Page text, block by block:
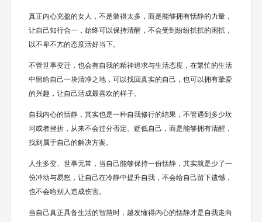
真正内心充盈的女人，不是装得太多，而是能够拥有恬静的力量，
让自己知行合一，始终可以保持清醒，不会受到纷纷扰扰的困扰，
以不卑不亢的态度活好当下。
不管世事变迁，也会有自我的精神追求与生活态度，在繁忙的生活
中留给自己一块清净之地，可以找回真实的自己，也可以拥有挚爱
的兴趣，让自己活成最喜欢的样子。
自我内心的恬静，其实也是一种自我修行的结果，不管遇到多少坎
坷或者挫折，从来不会过分否定、贬低自己，而是能够拥有清醒，
找到属于自己的解决方案。
人生多变、世事无常，当自己能够保持一份恬静，其实就是少了一
份冲动与易怒，让自己在冷静中提升自我，不会给自己留下遗憾，
也不会给别人造成伤害。
当自己真正具备生活的智慧时，越发懂得内心的恬静才是自我走向